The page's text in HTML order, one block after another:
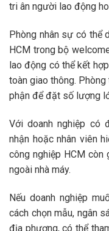
tri ân người lao động
Phòng nhân sự có thể
HCM trong bộ
lao động có thể kết
toàn giao thông.
phận để đặt số lượng
Với doanh nghiệp có
nhận hoặc nhân viên
công nghiệp HCM còn
ngoài nhà máy.
Nếu doanh nghiệp
cách chọn mẫu, ngân
địa phương, có thể